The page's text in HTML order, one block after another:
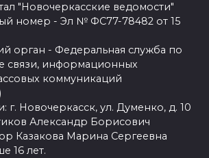
"Новочеркасские ведомости"
номер - Эл № ФС77-78482 от 15
орган - Федеральная служба по
связи, информационных
коммуникаций
г. Новочеркасск, ул. Думенко, д. 10
Александр Борисович
Казакова Марина Сергеевна
16 лет.